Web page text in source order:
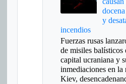
y
incendios
Fuerzas rusas
de misiles balísticos
capital ucraniana y
inmediaciones en la
Kiev,